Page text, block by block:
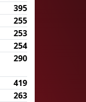
395
255
253
254
290
419
263